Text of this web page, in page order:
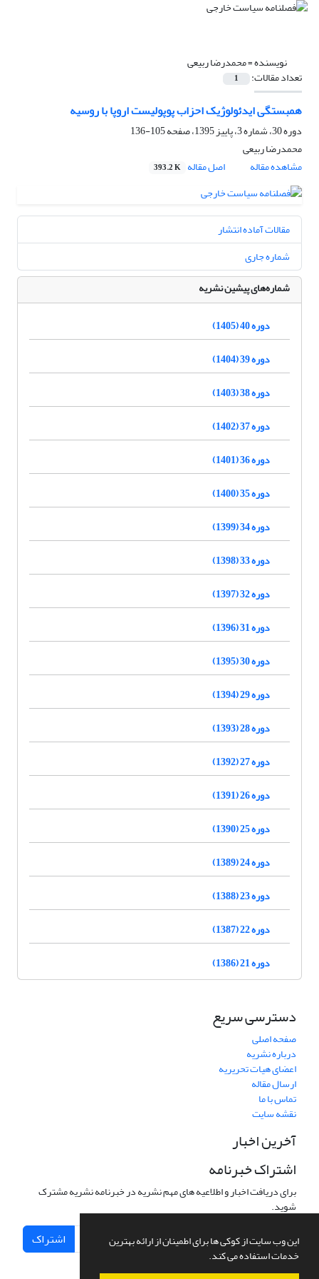
این وب سایت از کوکی ها برای اطمینان از ارائه بهترین
خدمات استفاده می کند.
نویسنده =محمدرضا ربیعی
تعداد مقالات: 1
همبستگی ایدئولوژیک احزاب پوپولیست اروپا با روسیه
دوره 30، شماره 3، پاییز 1395، صفحه
105-136
محمدرضا ربیعی
مشاهده مقاله
اصل مقاله 393.2 K
مقالات آماده انتشار
شماره جاری
شماره‌های پیشین نشریه
دوره 40 (1405)
دوره 39 (1404)
دوره 38 (1403)
دوره 37 (1402)
دوره 36 (1401)
دوره 35 (1400)
دوره 34 (1399)
دوره 33 (1398)
دوره 32 (1397)
دوره 31 (1396)
دوره 30 (1395)
دوره 29 (1394)
دوره 28 (1393)
دوره 27 (1392)
دوره 26 (1391)
دوره 25 (1390)
دوره 24 (1389)
دوره 23 (1388)
دوره 22 (1387)
دوره 21 (1386)
دسترسی سریع
صفحه اصلی
درباره نشریه
اعضای هیات تحریریه
ارسال مقاله
تماس با ما
نقشه سایت
آخرین اخبار
اشتراک خبرنامه
برای دریافت اخبار و اطلاعیه های مهم نشریه در خبرنامه نشریه مشترک
شوید.
اشتراک